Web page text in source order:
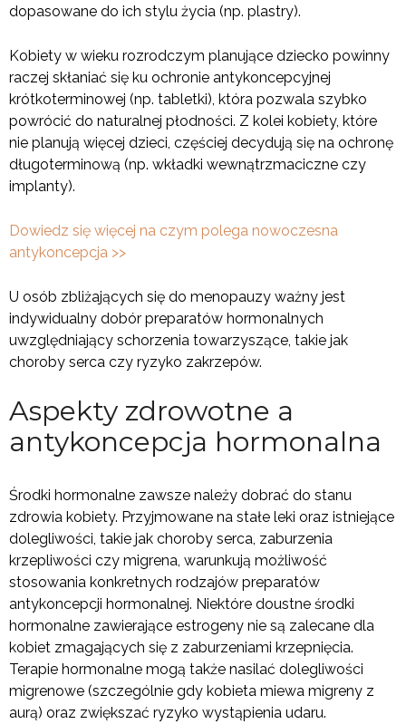
dopasowane do ich stylu życia (np. plastry).
Kobiety w wieku rozrodczym planujące dziecko powinny
raczej skłaniać się ku ochronie antykoncepcyjnej
krótkoterminowej (np. tabletki), która pozwala szybko
powrócić do naturalnej płodności. Z kolei kobiety, które
nie planują więcej dzieci, częściej decydują się na ochronę
długoterminową (np. wkładki wewnątrzmaciczne czy
implanty).
Dowiedz się więcej na czym polega nowoczesna
antykoncepcja >>
U osób zbliżających się do menopauzy ważny jest
indywidualny dobór preparatów hormonalnych
uwzględniający schorzenia towarzyszące, takie jak
choroby serca czy ryzyko zakrzepów.
Aspekty zdrowotne a
antykoncepcja hormonalna
Środki hormonalne zawsze należy dobrać do stanu
zdrowia kobiety. Przyjmowane na stałe leki oraz istniejące
dolegliwości, takie jak choroby serca, zaburzenia
krzepliwości czy migrena, warunkują możliwość
stosowania konkretnych rodzajów preparatów
antykoncepcji hormonalnej. Niektóre doustne środki
hormonalne zawierające estrogeny nie są zalecane dla
kobiet zmagających się z zaburzeniami krzepnięcia.
Terapie hormonalne mogą także nasilać dolegliwości
migrenowe (szczególnie gdy kobieta miewa migreny z
aurą) oraz zwiększać ryzyko wystąpienia udaru.